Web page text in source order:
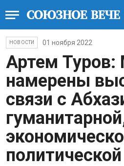
НОВОСТИ 01 ноября 2022
Артем
намерены
связи с